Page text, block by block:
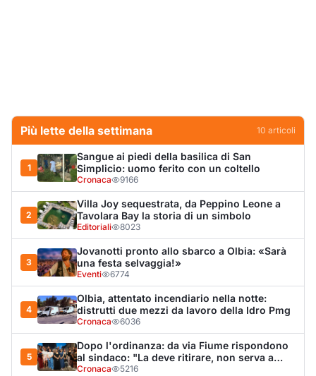
Più lette della settimana 10 articoli
1
Sangue ai piedi della basilica di San
Simplicio: uomo ferito con un coltello
Cronaca 9166
2
Villa Joy sequestrata, da Peppino Leone a
Tavolara Bay la storia di un simbolo
Editoriali 8023
3
Jovanotti pronto allo sbarco a Olbia: «Sarà
una festa selvaggia!»
Eventi 6774
4
Olbia, attentato incendiario nella notte:
distrutti due mezzi da lavoro della Idro Pmg
Cronaca 6036
5
Dopo l'ordinanza: da via Fiume rispondono
al sindaco: "La deve ritirare, non serva a
nulla"
Cronaca 5216